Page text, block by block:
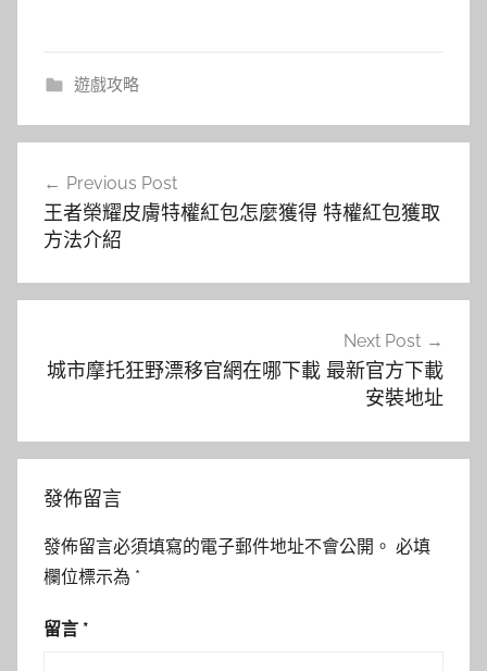
遊戲攻略
覽
Previous Post
王者榮耀皮膚特權紅包怎麼獲得 特權紅包獲取
方法介紹
Next Post
城市摩托狂野漂移官網在哪下載 最新官方下載
安裝地址
發佈留言
發佈留言必須填寫的電子郵件地址不會公開。 必填
欄位標示為 *
留言 *